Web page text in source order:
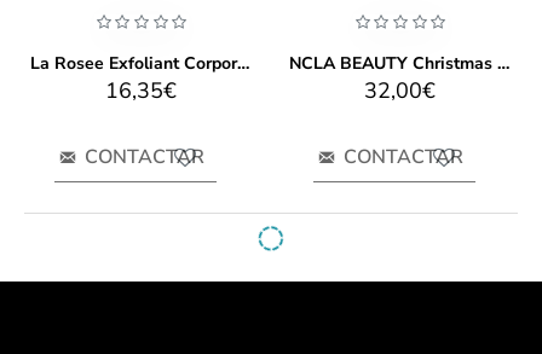
La Rosee Exfoliant Corporal Nutritiu 200gr
16,35€
CONTACTAR
NCLA BEAUTY Christmas Cookies Body Care Set
32,00€
CONTACTAR